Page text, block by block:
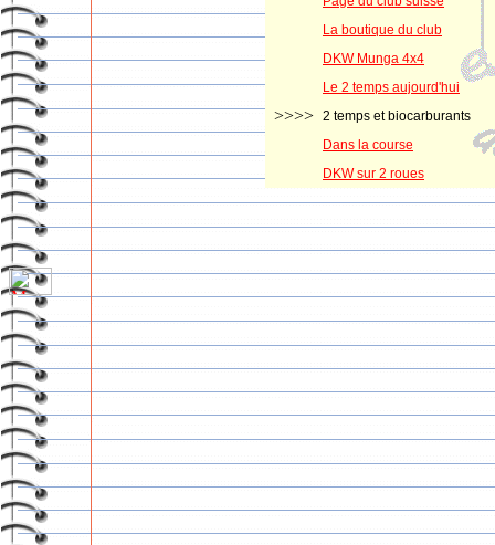
La boutique du club
DKW Munga 4x4
Le 2 temps aujourd'hui
>>>> 2 temps et biocarburants
Dans la course
DKW sur 2 roues